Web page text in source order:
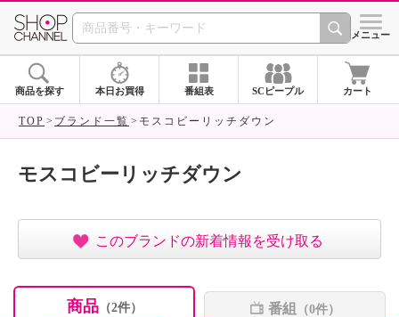
SHOP CHANNEL ショッ
メニュー
商品を探す 本日お買得 番組表 SCピープル カート
TOP ブランド一覧 モスコビーリッチダウン
モスコビーリッチダウン
このブランドの新着情報を受け取る
商品（2件） 番組 （0件）